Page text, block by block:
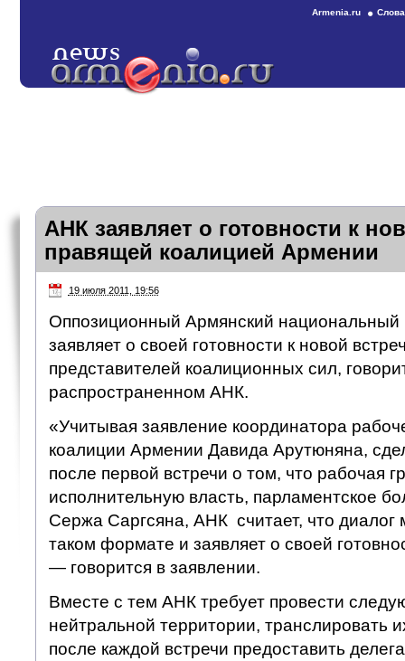
Armenia.ru
АНК заявляет о готовности к
правящей коалицией Армении
19 июля 2011, 19:56
Оппозиционный Армянский национальный
заявляет о своей готовности к новой
представителей коалиционных сил,
распространенном АНК.
«Учитывая заявление координатора
коалиции Армении Давида Арутюняна,
после первой встречи о том, что рабочая
исполнительную власть, парламентское
Сержа Саргсяна, АНК считает, что диалог
таком формате и заявляет о своей
— говорится в заявлении.
Вместе с тем АНК требует провести
нейтральной территории, транслировать
после каждой встречи предоставить